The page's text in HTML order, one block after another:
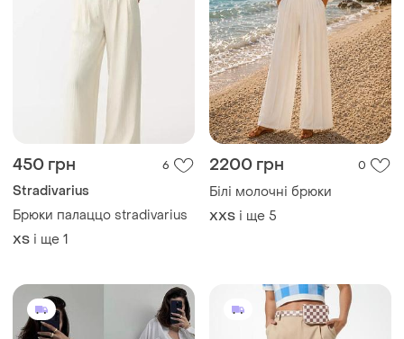
450 грн 6
Stradivarius
Брюки палаццо stradivarius
ХS і ще 1
2200 грн 0
Білі молочні брюки
XХS і ще 5